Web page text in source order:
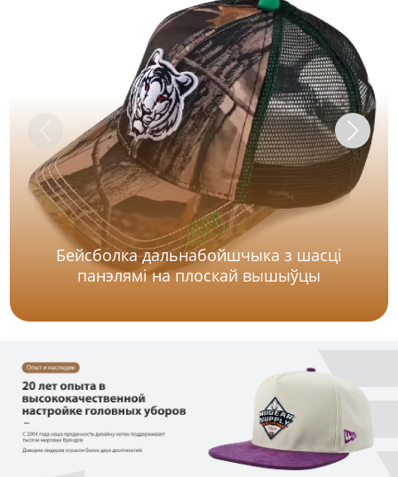
Бейсболка дальнабойшчыка з шасці
панэлямі на плоскай вышыўцы